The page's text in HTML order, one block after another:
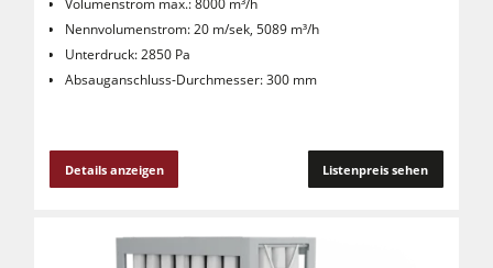
Volumenstrom max.: 8000 m³/h
Nennvolumenstrom: 20 m/sek, 5089 m³/h
Unterdruck: 2850 Pa
Absauganschluss-Durchmesser: 300 mm
Details anzeigen Listenpreis sehen